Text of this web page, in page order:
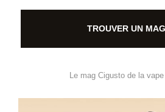
TROUVER UN
Le mag Cigusto de la vape